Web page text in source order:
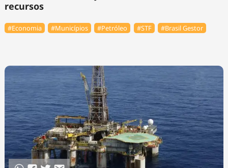
recursos
#Economia #Municípios #Petróleo #STF #Brasil Gestor